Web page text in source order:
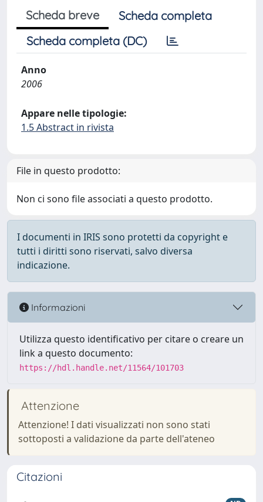
Scheda breve
Scheda completa
Scheda completa (DC)
Anno
2006
Appare nelle tipologie:
1.5 Abstract in rivista
File in questo prodotto:
Non ci sono file associati a questo prodotto.
I documenti in IRIS sono protetti da copyright e
tutti i diritti sono riservati, salvo diversa
indicazione.
Informazioni
Utilizza questo identificativo per citare o creare un
link a questo documento:
https://hdl.handle.net/11564/101703
Attenzione
Attenzione! I dati visualizzati non sono stati
sottoposti a validazione da parte dell'ateneo
Citazioni